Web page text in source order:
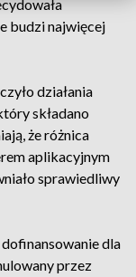
budzi najwięcej
działania
składano
że różnica
aplikacyjnym
sprawiedliwy
dla
przez